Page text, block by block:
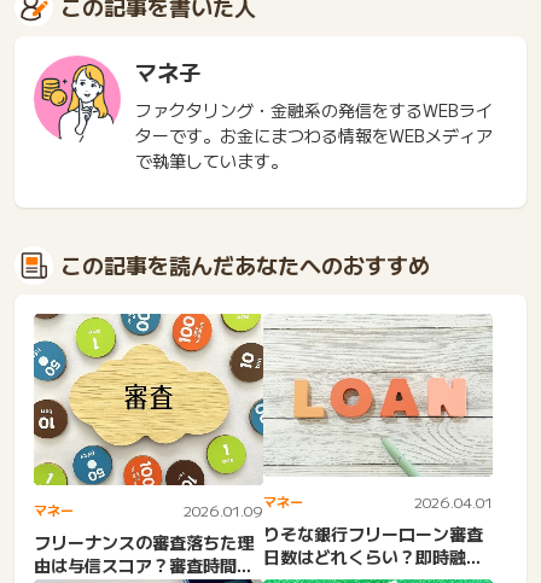
この記事を書いた人
マネ子
ファクタリング・金融系の発信をするWEBライ
ターです。お金にまつわる情報をWEBメディア
で執筆しています。
この記事を読んだあなたへのおすすめ
マネー 2026.01.09
フリーナンスの審査落ちた理
由は与信スコア？審査時間長
マネー 2026.04.01
りそな銀行フリーローン審査
日数はどれくらい？即時融資